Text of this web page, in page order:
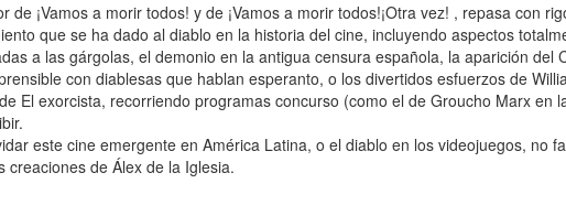
de ¡Vamos a morir todos! y de ¡Vamos a morir todos!¡Otra vez! , repasa con
que se ha dado al diablo en la historia del cine, incluyendo aspectos
a las gárgolas, el demonio en la antigua censura española, la aparición del
con diablesas que hablan esperanto, o los divertidos esfuerzos de
El exorcista, recorriendo programas concurso (como el de Groucho Marx en
este cine emergente en América Latina, o el diablo en los videojuegos, no
creaciones de Álex de la Iglesia.